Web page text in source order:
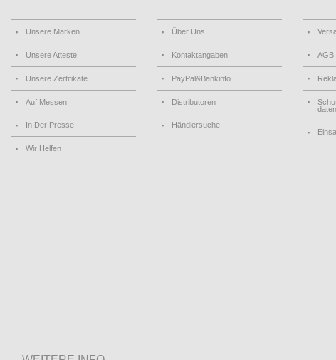
Unsere Marken
Unsere Atteste
Unsere Zertifikate
Auf Messen
In Der Presse
Wir Helfen
Über Uns
Kontaktangaben
PayPal&Bankinfo
Distributoren
Händlersuche
AGB
daten